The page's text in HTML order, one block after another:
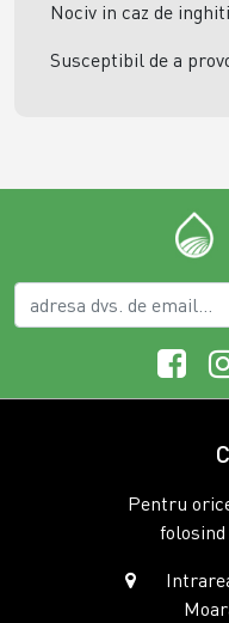
Nociv in caz de
Susceptibil de a
Pentru
folosind